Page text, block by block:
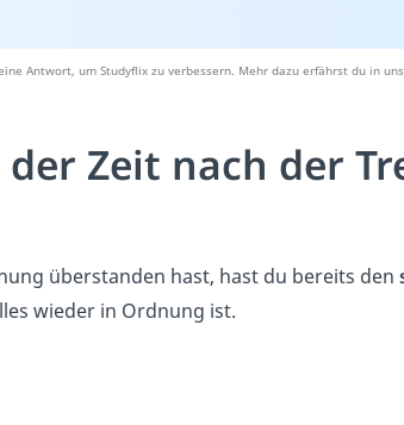
Antwort, um Studyflix zu verbessern. Mehr dazu erfährst du in
Zeit nach der
überstanden hast, hast du bereits den
wieder in Ordnung ist.